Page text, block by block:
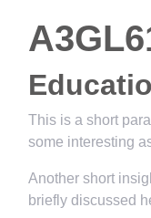
This is a short
some interesting
Another short
briefly discussed